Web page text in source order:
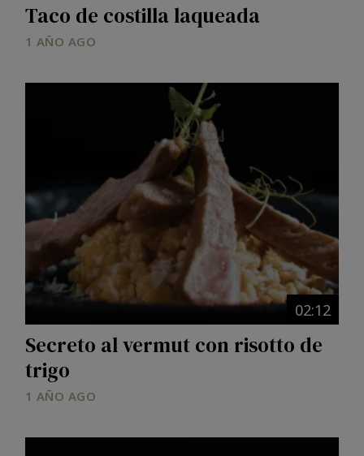
Taco de costilla laqueada
1 AÑO AGO
02:12
Secreto al vermut con risotto de
trigo
1 AÑO AGO